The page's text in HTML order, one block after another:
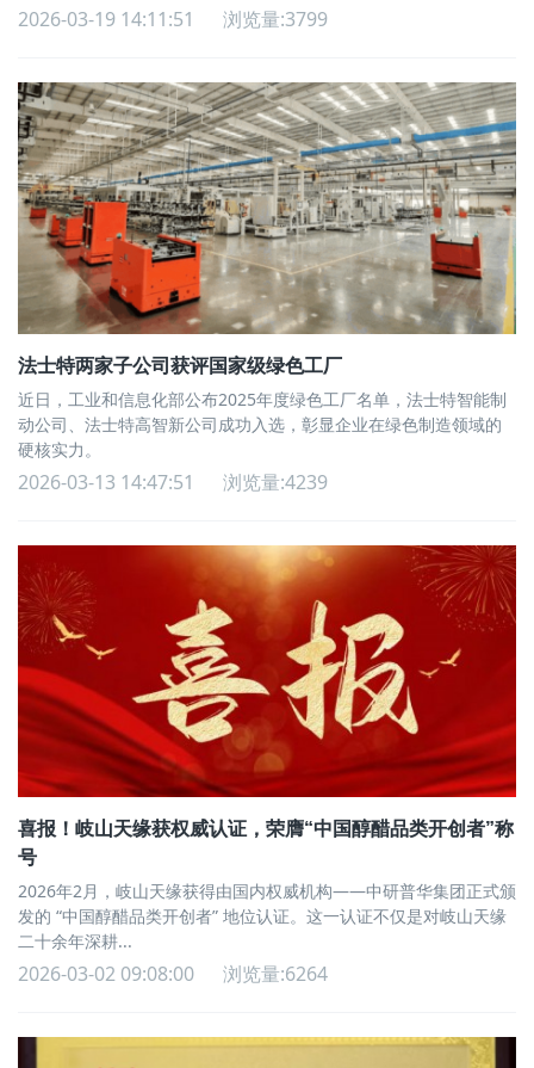
2026-03-19 14:11:51 浏览量:3799
法士特两家子公司获评国家级绿色工厂
近日，工业和信息化部公布2025年度绿色工厂名单，法士特智能制
动公司、法士特高智新公司成功入选，彰显企业在绿色制造领域的
硬核实力。
2026-03-13 14:47:51 浏览量:4239
喜报！岐山天缘获权威认证，荣膺“中国醇醋品类开创者”称
号
2026年2月，岐山天缘获得由国内权威机构——中研普华集团正式颁
发的 “中国醇醋品类开创者” 地位认证。这一认证不仅是对岐山天缘
二十余年深耕...
2026-03-02 09:08:00 浏览量:6264